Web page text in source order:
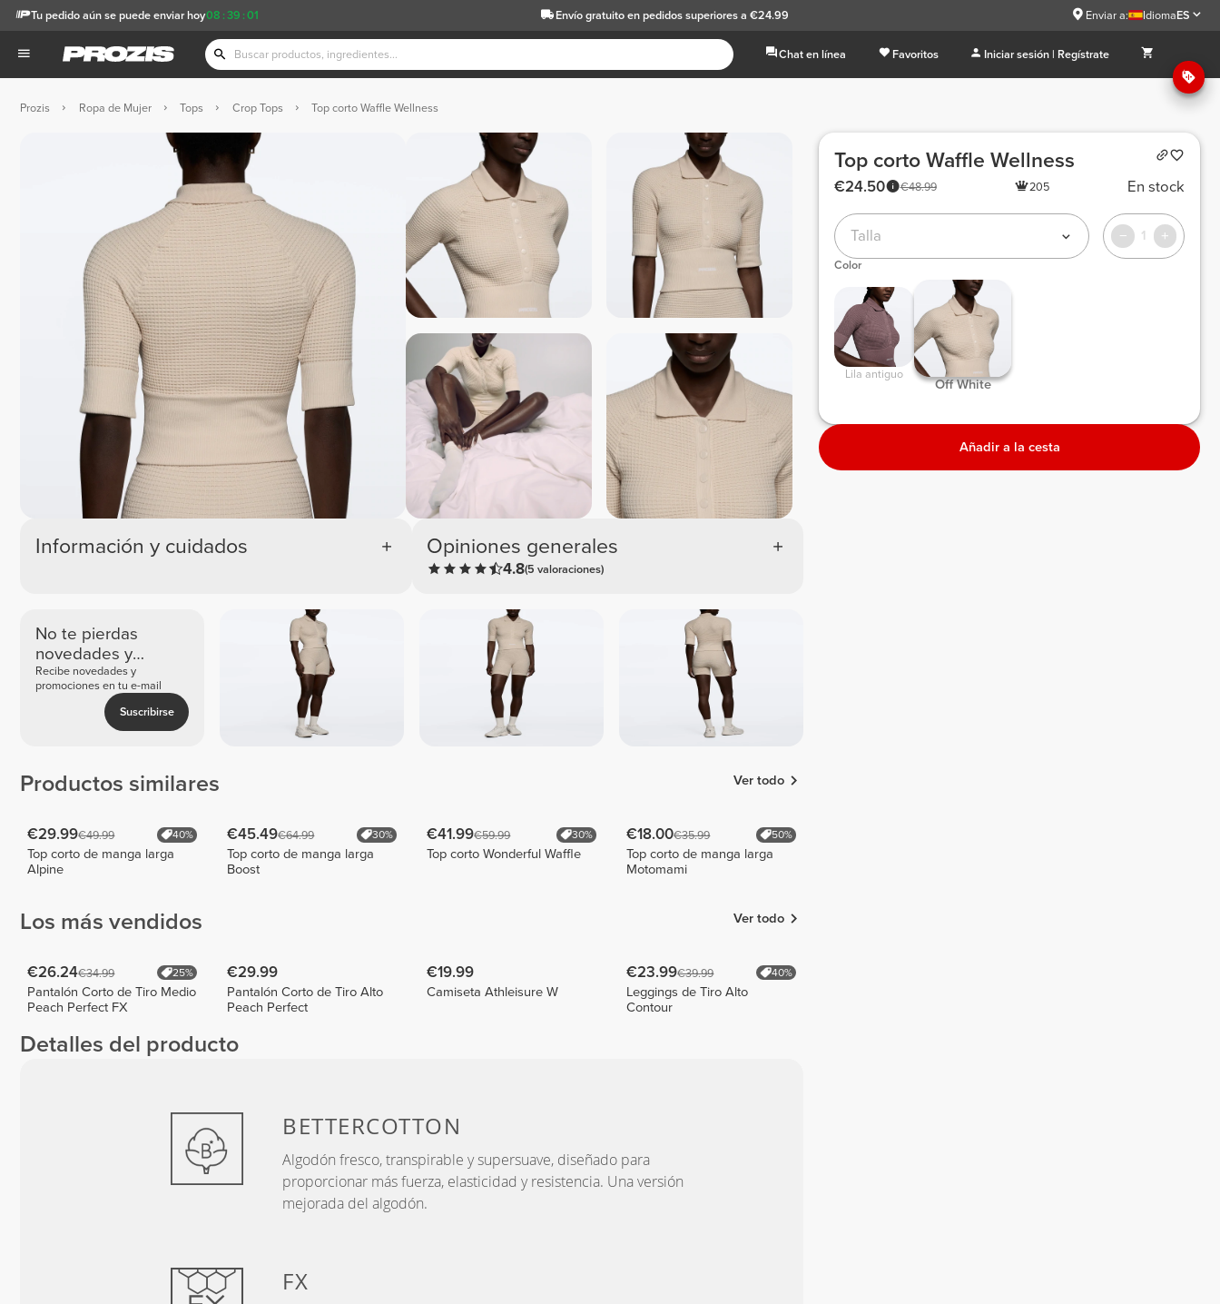
08 :39 :00
Tu pedido aún se puede enviar hoy Envío gratuitoen pedidos superiores a €24.99 Enviar a: IdiomaES
Chat en línea Favoritos Iniciar sesión | Regístrate
Prozis Ropa de Mujer Tops Crop Tops Top corto Waffle Wellness
Información y cuidados Opiniones generales
4.8(5 valoraciones)
No te pierdas
novedades y
ofertas exclusivas
Recibe novedades y
promociones en tu e-mail
Suscribirse
Productos similares Ver todo
€29.99€49.99 40%
Top corto de manga larga
Alpine
€45.49€64.99 30%
Top corto de manga larga
Boost
€41.99€59.99 30%
Top corto Wonderful Waffle
€18.00€35.99 50%
Top corto de manga larga
Motomami
Los más vendidos Ver todo
€26.24€34.99 25%
Pantalón Corto de Tiro Medio
Peach Perfect FX
€29.99
Pantalón Corto de Tiro Alto
Peach Perfect
€19.99
Camiseta Athleisure W
€23.99€39.99 40%
Leggings de Tiro Alto
Contour
Detalles del producto
BETTERCOTTON
Algodón fresco, transpirable y supersuave, diseñado para
proporcionar más fuerza, elasticidad y resistencia. Una versión
mejorada del algodón.
FX
Top corto Waffle Wellness
€48.99
€24.50 205 En stock
Talla 1
Color
Lila antiguo
Off White
Añadir a la cesta